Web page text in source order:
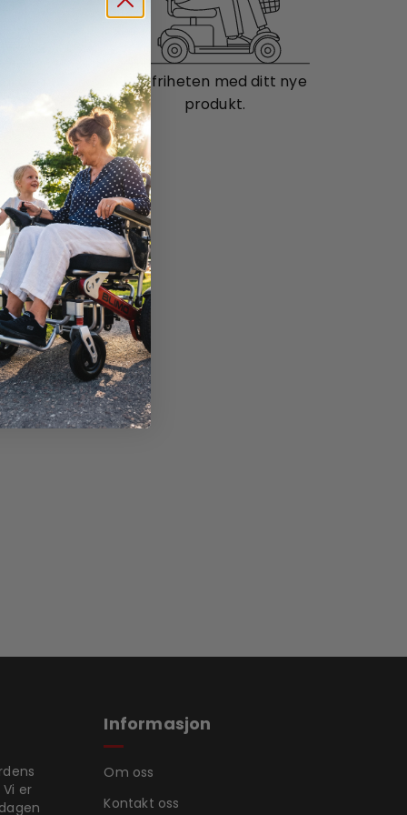
Nyt friheten med ditt nye
produkt.
er
Informasjon
Om oss
Kontakt oss